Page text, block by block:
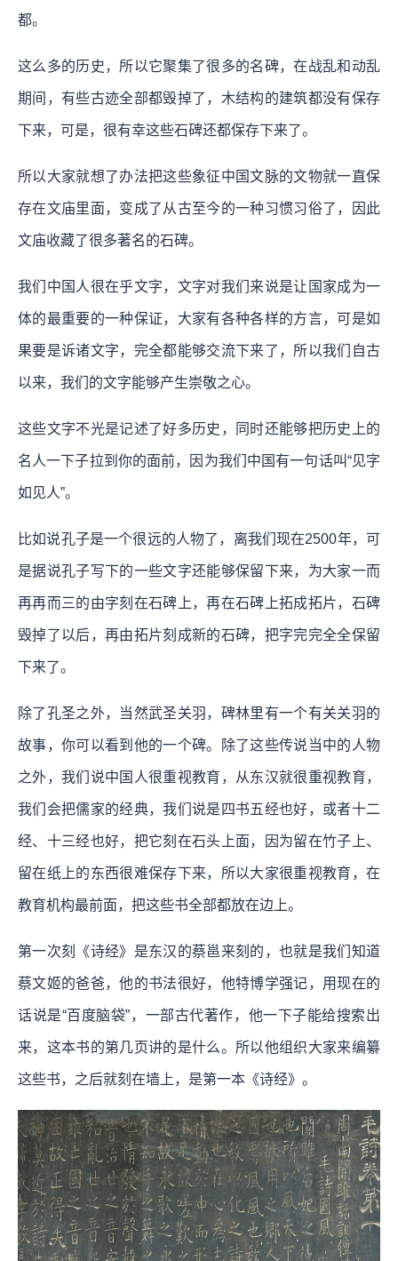
都。
这么多的历史，所以它聚集了很多的名碑，在战乱和动乱
期间，有些古迹全部都毁掉了，木结构的建筑都没有保存
下来，可是，很有幸这些石碑还都保存下来了。
所以大家就想了办法把这些象征中国文脉的文物就一直保
存在文庙里面，变成了从古至今的一种习惯习俗了，因此
文庙收藏了很多著名的石碑。
我们中国人很在乎文字，文字对我们来说是让国家成为一
体的最重要的一种保证，大家有各种各样的方言，可是如
果要是诉诸文字，完全都能够交流下来了，所以我们自古
以来，我们的文字能够产生崇敬之心。
这些文字不光是记述了好多历史，同时还能够把历史上的
名人一下子拉到你的面前，因为我们中国有一句话叫“见字
如见人”。
比如说孔子是一个很远的人物了，离我们现在2500年，可
是据说孔子写下的一些文字还能够保留下来，为大家一而
再再而三的由字刻在石碑上，再在石碑上拓成拓片，石碑
毁掉了以后，再由拓片刻成新的石碑，把字完完全全保留
下来了。
除了孔圣之外，当然武圣关羽，碑林里有一个有关关羽的
故事，你可以看到他的一个碑。除了这些传说当中的人物
之外，我们说中国人很重视教育，从东汉就很重视教育，
我们会把儒家的经典，我们说是四书五经也好，或者十二
经、十三经也好，把它刻在石头上面，因为留在竹子上、
留在纸上的东西很难保存下来，所以大家很重视教育，在
教育机构最前面，把这些书全部都放在边上。
第一次刻《诗经》是东汉的蔡邕来刻的，也就是我们知道
蔡文姬的爸爸，他的书法很好，他特博学强记，用现在的
话说是“百度脑袋”，一部古代著作，他一下子能给搜索出
来，这本书的第几页讲的是什么。所以他组织大家来编纂
这些书，之后就刻在墙上，是第一本《诗经》。